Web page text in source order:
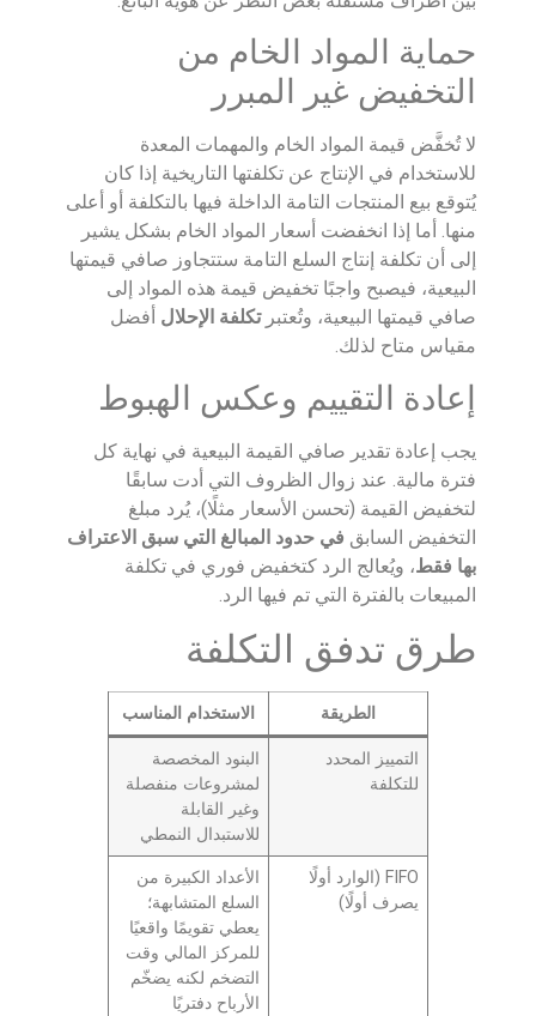
حماية المواد الخام من
التخفيض غير المبرر
لا تُخفَّض قيمة المواد الخام والمهمات المعدة
للاستخدام في الإنتاج عن تكلفتها التاريخية إذا كان
يُتوقع بيع المنتجات التامة الداخلة فيها بالتكلفة أو أعلى
منها. أما إذا انخفضت أسعار المواد الخام بشكل يشير
إلى أن تكلفة إنتاج السلع التامة ستتجاوز صافي قيمتها
البيعية، فيصبح واجبًا تخفيض قيمة هذه المواد إلى
صافي قيمتها البيعية، وتُعتبرتكلفة الإحلال أفضل
مقياس متاح لذلك.
إعادة التقييم وعكس الهبوط
يجب إعادة تقدير صافي القيمة البيعية في نهاية كل
فترة مالية. عند زوال الظروف التي أدت سابقًا
لتخفيض القيمة (تحسن الأسعار مثلًا)، يُرد مبلغ
التخفيض السابق في حدود المبالغ التي سبق الاعتراف
بها فقط، ويُعالج الرد كتخفيض فوري في تكلفة
المبيعات بالفترة التي تم فيها الرد.
طرق تدفق التكلفة
الطريقة الاستخدام المناسب
التمييز المحدد
للتكلفة
البنود المخصصة
لمشروعات منفصلة
وغير القابلة
للاستبدال النمطي
FIFO (الوارد أولًا
يصرف أولًا)
الأعداد الكبيرة من
السلع المتشابهة؛
يعطي تقويمًا واقعيًا
للمركز المالي وقت
التضخم لكنه يضخّم
الأرباح دفتريًا